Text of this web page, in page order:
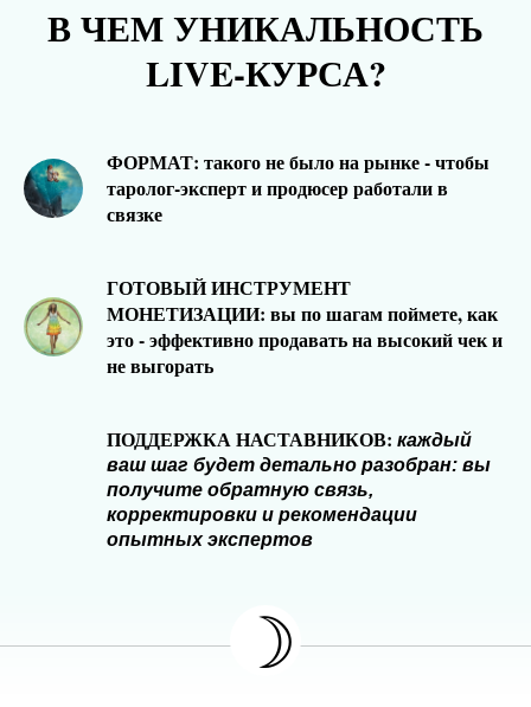
В ЧЕМ УНИКАЛЬНОСТЬ
LIVE-КУРСА?
ФОРМАТ: такого не было на рынке - чтобы
таролог-эксперт и продюсер работали в
связке
ГОТОВЫЙ ИНСТРУМЕНТ
МОНЕТИЗАЦИИ: вы по шагам поймете, как
это - эффективно продавать на высокий чек и
не выгорать
ПОДДЕРЖКА НАСТАВНИКОВ: каждый
ваш шаг будет детально разобран: вы
получите обратную связь,
корректировки и рекомендации
опытных экспертов
☽